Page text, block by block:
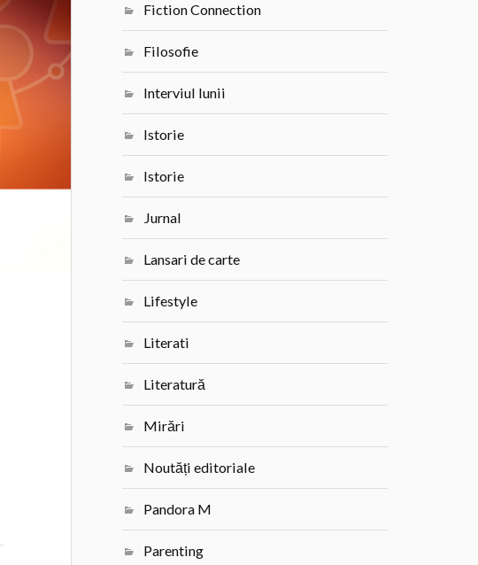
Fiction Connection
Filosofie
Interviul lunii
Istorie
Istorie
Jurnal
Lansari de carte
Lifestyle
Literati
Literatură
Mirări
Noutăți editoriale
Pandora M
Parenting